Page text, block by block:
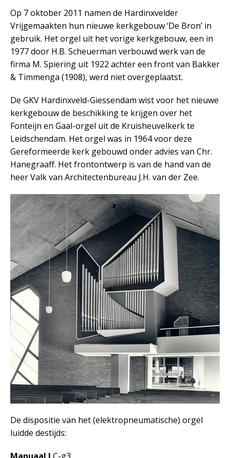
Op 7 oktober 2011 namen de Hardinxvelder
Vrijgemaakten hun nieuwe kerkgebouw ‘De Bron’ in
gebruik. Het orgel uit het vorige kerkgebouw, een in
1977 door H.B. Scheuerman verbouwd werk van de
firma M. Spiering uit 1922 achter een front van Bakker
& Timmenga (1908), werd niet overgeplaatst.
De GKV Hardinxveld-Giessendam wist voor het nieuwe
kerkgebouw de beschikking te krijgen over het
Fonteijn en Gaal-orgel uit de Kruisheuvelkerk te
Leidschendam. Het orgel was in 1964 voor deze
Gereformeerde kerk gebouwd onder advies van Chr.
Hanegraaff. Het frontontwerp is van de hand van de
heer Valk van Architectenbureau J.H. van der Zee.
De dispositie van het (elektropneumatische) orgel
luidde destijds: